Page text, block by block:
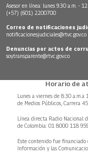
Asesor en línea: lunes 9:30 a.m. -
(+57) (601) 2200700
Correo de notificaciones
notificacionesjudiciales@rtvc.gov.co
Denuncias por actos de
soytransparente@rtvc.gov.co
Horario de
Lunes a viernes de 8:30 a.m.a
de Medios Públicos, Carrera
Línea directa Radio Nacional
de Colombia: 01 8000 118
Este contenido fue financiado
Información y las